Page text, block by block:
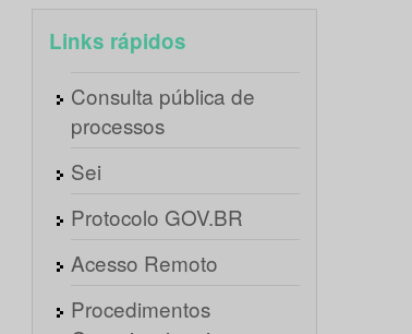
Links rápidos
Consulta pública de
processos
Sei
Protocolo GOV.BR
Acesso Remoto
Procedimentos